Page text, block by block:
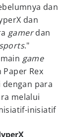
dan
dan
gamerdan
."
game
Rex
para
melalui
inisiatif